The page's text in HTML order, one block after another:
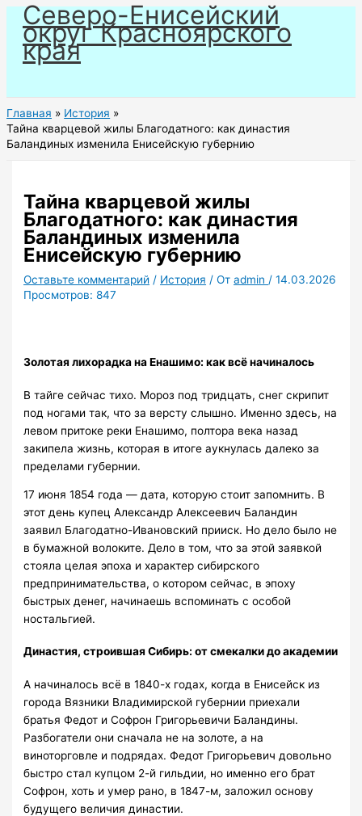
Перейти
содержимому
Северо-Енисейский
округ Красноярского
края
Главная
История
Тайна кварцевой жилы Благодатного: как династия
Баландиных изменила Енисейскую губернию
Тайна кварцевой жилы
Благодатного: как династия
Баландиных изменила
Енисейскую губернию
Оставьте комментарий / История / Отadmin /14.03.2026
Просмотров: 847
Золотая лихорадка на Енашимо: как всё начиналось
В тайге сейчас тихо. Мороз под тридцать, снег скрипит
под ногами так, что за версту слышно. Именно здесь, на
левом притоке реки Енашимо, полтора века назад
закипела жизнь, которая в итоге аукнулась далеко за
пределами губернии.
17 июня 1854 года — дата, которую стоит запомнить. В
этот день купец Александр Алексеевич Баландин
заявил Благодатно-Ивановский прииск. Но дело было не
в бумажной волоките. Дело в том, что за этой заявкой
стояла целая эпоха и характер сибирского
предпринимательства, о котором сейчас, в эпоху
быстрых денег, начинаешь вспоминать с особой
ностальгией.
Династия, строившая Сибирь: от смекалки до академии
А начиналось всё в 1840-х годах, когда в Енисейск из
города Вязники Владимирской губернии приехали
братья Федот и Софрон Григорьевичи Баландины.
Разбогатели они сначала не на золоте, а на
виноторговле и подрядах. Федот Григорьевич довольно
быстро стал купцом 2-й гильдии, но именно его брат
Софрон, хоть и умер рано, в 1847-м, заложил основу
будущего величия династии.